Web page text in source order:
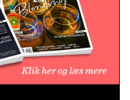
i smagen. Flot balance og
Alk.: 14%